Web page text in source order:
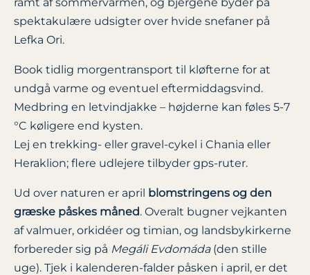
spektakulære udsigter over hvide snefaner på
Lefka Ori.
Book tidlig morgentransport til kløfterne for at
undgå varme og eventuel eftermiddagsvind.
Medbring en letvindjakke – højderne kan føles 5-7
°C køligere end kysten.
Lej en trekking- eller gravel-cykel i Chania eller
Heraklion; flere udlejere tilbyder gps-ruter.
Ud over naturen er april blomstringens og den
græske påskes måned. Overalt bugner vejkanten
af valmuer, orkidéer og timian, og landsbykirkerne
forbereder sig på Megáli Evdomáda(den stille
uge). Tjek i kalenderen-falder påsken i april, er det